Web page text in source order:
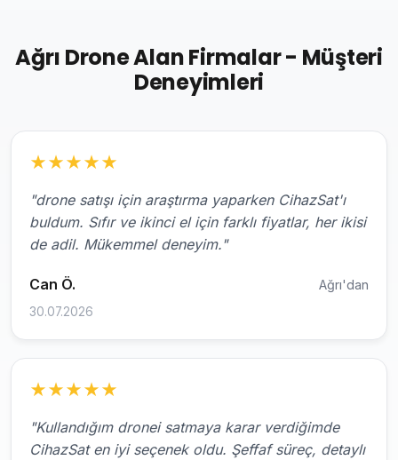
Ağrı Drone Alan Firmalar - Müşteri
Deneyimleri
★★★★★
"drone satışı için araştırma yaparken CihazSat'ı
buldum. Sıfır ve ikinci el için farklı fiyatlar, her ikisi
de adil. Mükemmel deneyim."
Can Ö. Ağrı'dan
30.07.2026
★★★★★
"Kullandığım dronei satmaya karar verdiğimde
CihazSat en iyi seçenek oldu. Şeffaf süreç, detaylı